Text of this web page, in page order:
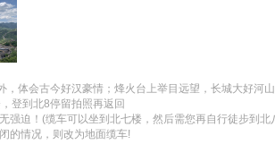
，体会古今好汉豪情；烽火台上举目远望，长城大好
登到北8停留拍照再返回
强迫！(缆车可以坐到北七楼，然后需您再自行徒步到北
的情况，则改为地面缆车!